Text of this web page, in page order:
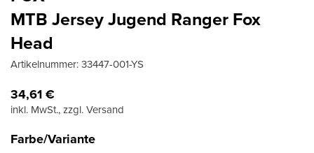
MTB Jersey Jugend Ranger Fox
Head
Artikelnummer:33447-001-YS
34,61€
inkl. MwSt., zzgl. Versand
Farbe/Variante